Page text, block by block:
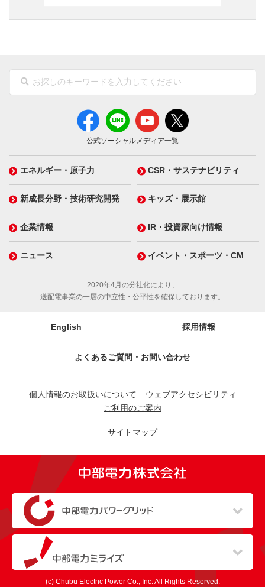
向けた分析・検討
マガジン等の情報配信
上記各号に関する事務連絡、お問い合わせ
ユーザーが本サービスへのご登録を人材紹
介会社、仲介会社その他紹介者（以下「紹
介者等」とします）を通じて行った場合、
上記各号の利用目的のための紹介者等への
提供
また、ユーザーが当グループ各社の求人に対し
応募した場合、本サービスに関し収集された情
報を選考における参考情報とすることがありま
す。
個人情報提供の任意性
必ずしも当グループ各社の求めるすべての情報
をご提供いただく必要はありませんが、特定の
情報の提供がない場合、サービスを受けられな
個人情報の第三者への提供
報の利用目的」の範囲を超えて、ユーザー本人
の同意を得ずに個人情報を第三者に提供しませ
を紹介者等を通じて行った場合、上記2の利用目
レス、会社名等のユーザーの個人情報を紹介者
等へ提供することがあります。また、以下の場
合は、関係法令に反しない範囲で、ユーザーの
同意なく個人情報を提供することがあります。
人の生命、身体または財産の保護のために
同意を得ることが困難である場合
公衆衛生の向上または児童の健全な育成の
ただし、定年および転進支援制度利用による
退職者、転籍によりグループ会社で勤務され
当グループ在籍年数および退職後経過年数は
問わない
本規約の内容のすべてを承諾すること
第3条（本サービス）
当グループは、Alumyを通じて会員に対し、当グル
ープのキャリア採用に関する以下のサービスを提
供します。
当グループの会社情報、従業員募集内容等の
当グループのキャリア求人への応募、採用選
考の実施およびそれにかかる事務連絡
合、本サービスの全部または一部の提供が受けら
のとします。
会員は、以下に定める行為をしてはならないもの
他の会員、当グループまたは第三者の著作
他の会員、当グループまたは第三者の財産、
信用、名誉、プライバシー、その他人権等を
侵害する行為
他の会員、当グループまたは第三者を差別、
批判、攻撃、誹謗中傷する行為
本サービスの運営を妨げる行為、またはその
公式ソーシャルメディア一覧
エネルギー・原子力 CSR・サステナビリティ
新成長分野・技術研究開発 キッズ・展示館
企業情報 IR・投資家向け情報
ニュース イベント・スポーツ・CM
2020年4月の分社化により、
送配電事業の一層の中立性・公平性を確保しております。
English 採用情報
よくあるご質問・お問い合わせ
個人情報のお取扱いについて
ウェブアクセシビリティ
ご利用のご案内
サイトマップ
（新しいウィンドウを開きます）
（新しいウィンドウを開きます）
(c) Chubu Electric Power Co., Inc. All Rights Reserved.